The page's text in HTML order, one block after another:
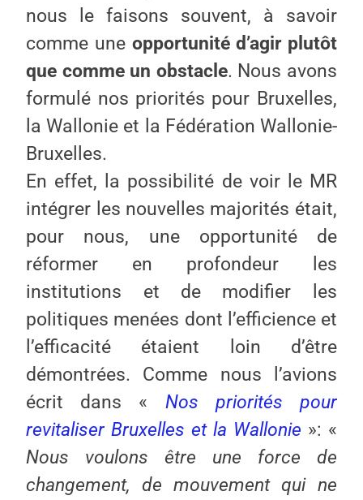
nous le faisons souvent, à savoir
comme uneopportunité d’agir plutôt
que comme un obstacle. Nous avons
formulé nos priorités pour Bruxelles,
la Wallonie et la Fédération Wallonie-
Bruxelles.
En effet, la possibilité de voir le MR
intégrer les nouvelles majorités était,
pour nous, une opportunité de
réformer en profondeur les
institutions et de modifier les
politiques menées dont l’efficience et
l’efficacité étaient loin d’être
démontrées. Comme nous l’avions
écrit dans « Nos priorités pour
revitaliser Bruxelles et la Wallonie »: «
Nous voulons être une force de
changement, de mouvement qui ne